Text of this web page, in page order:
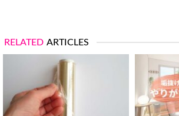
RELATED ARTICLES